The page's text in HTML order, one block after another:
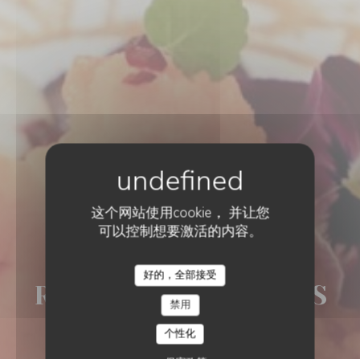
这个网站使用cookie， 并让您
可以控制想要激活的内容。
好的，全部接受
禁用
个性化
美食餐厅
Restaurant LES CAVES
HENRI 4
RESTAURANT LES CAVES HENRI 4